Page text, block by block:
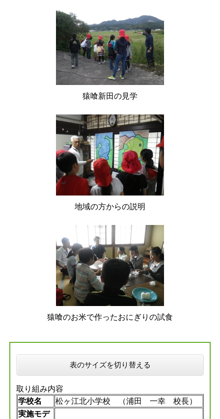
猿喰新田の見学
地域の方からの説明
猿喰のお米で作ったおにぎりの試食
表のサイズを切り替える
取り組み内容
学校名
松ヶ江北小学校 （浦田 一幸 校長）
実施モデ